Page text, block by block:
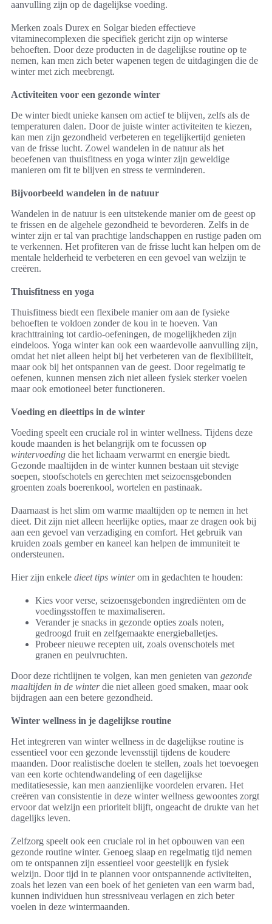
aanvulling zijn op de dagelijkse voeding.
Merken zoals Durex en Solgar bieden effectieve
vitaminecomplexen die specifiek gericht zijn op winterse
behoeften. Door deze producten in de dagelijkse routine op te
nemen, kan men zich beter wapenen tegen de uitdagingen die de
winter met zich meebrengt.
Activiteiten voor een gezonde winter
De winter biedt unieke kansen om actief te blijven, zelfs als de
temperaturen dalen. Door de juiste winter activiteiten te kiezen,
kan men zijn gezondheid verbeteren en tegelijkertijd genieten
van de frisse lucht. Zowel wandelen in de natuur als het
beoefenen van thuisfitness en yoga winter zijn geweldige
manieren om fit te blijven en stress te verminderen.
Bijvoorbeeld wandelen in de natuur
Wandelen in de natuur is een uitstekende manier om de geest op
te frissen en de algehele gezondheid te bevorderen. Zelfs in de
winter zijn er tal van prachtige landschappen en rustige paden om
te verkennen. Het profiteren van de frisse lucht kan helpen om de
mentale helderheid te verbeteren en een gevoel van welzijn te
creëren.
Thuisfitness en yoga
Thuisfitness biedt een flexibele manier om aan de fysieke
behoeften te voldoen zonder de kou in te hoeven. Van
krachttraining tot cardio-oefeningen, de mogelijkheden zijn
eindeloos. Yoga winter kan ook een waardevolle aanvulling zijn,
omdat het niet alleen helpt bij het verbeteren van de flexibiliteit,
maar ook bij het ontspannen van de geest. Door regelmatig te
oefenen, kunnen mensen zich niet alleen fysiek sterker voelen
maar ook emotioneel beter functioneren.
Voeding en dieettips in de winter
Voeding speelt een cruciale rol in winter wellness. Tijdens deze
koude maanden is het belangrijk om te focussen op
wintervoeding die het lichaam verwarmt en energie biedt.
Gezonde maaltijden in de winter kunnen bestaan uit stevige
soepen, stoofschotels en gerechten met seizoensgebonden
groenten zoals boerenkool, wortelen en pastinaak.
Daarnaast is het slim om warme maaltijden op te nemen in het
dieet. Dit zijn niet alleen heerlijke opties, maar ze dragen ook bij
aan een gevoel van verzadiging en comfort. Het gebruik van
kruiden zoals gember en kaneel kan helpen de immuniteit te
ondersteunen.
Hier zijn enkele dieet tips winterom in gedachten te houden:
Kies voor verse, seizoensgebonden ingrediënten om de
voedingsstoffen te maximaliseren.
Verander je snacks in gezonde opties zoals noten,
gedroogd fruit en zelfgemaakte energieballetjes.
Probeer nieuwe recepten uit, zoals ovenschotels met
granen en peulvruchten.
Door deze richtlijnen te volgen, kan men genieten van gezonde
maaltijden in de winterdie niet alleen goed smaken, maar ook
bijdragen aan een betere gezondheid.
Winter wellness in je dagelijkse routine
Het integreren van winter wellness in de dagelijkse routine is
essentieel voor een gezonde levensstijl tijdens de koudere
maanden. Door realistische doelen te stellen, zoals het toevoegen
van een korte ochtendwandeling of een dagelijkse
meditatiesessie, kan men aanzienlijke voordelen ervaren. Het
creëren van consistentie in deze winter wellness gewoontes zorgt
ervoor dat welzijn een prioriteit blijft, ongeacht de drukte van het
dagelijks leven.
Zelfzorg speelt ook een cruciale rol in het opbouwen van een
gezonde routine winter. Genoeg slaap en regelmatig tijd nemen
om te ontspannen zijn essentieel voor geestelijk en fysiek
welzijn. Door tijd in te plannen voor ontspannende activiteiten,
zoals het lezen van een boek of het genieten van een warm bad,
kunnen individuen hun stressniveau verlagen en zich beter
voelen in deze wintermaanden.